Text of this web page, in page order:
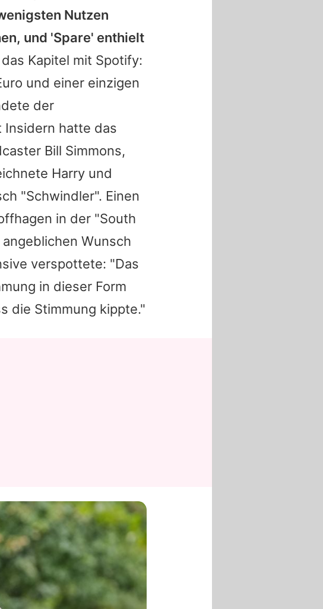
Nutzen
und 'Spare' enthielt
Kapitel mit Spotify:
und einer einzigen
der
Insidern hatte das
Bill Simmons,
Harry und
"Schwindler". Einen
in der "South
Wunsch
verspottete: "Das
in dieser Form
die Stimmung kippte."